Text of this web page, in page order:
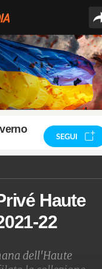
SEGUI
Haute
22
dell'Haute